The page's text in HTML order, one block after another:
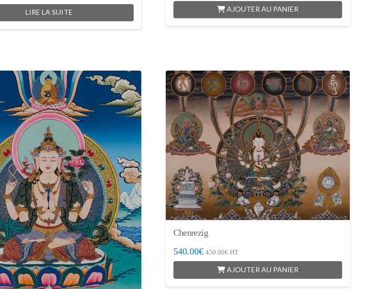
LIRE LA SUITE AJOUTER AU PANIER
Chenrezig
540.00€ 450.00€HT
AJOUTER AU PANIER